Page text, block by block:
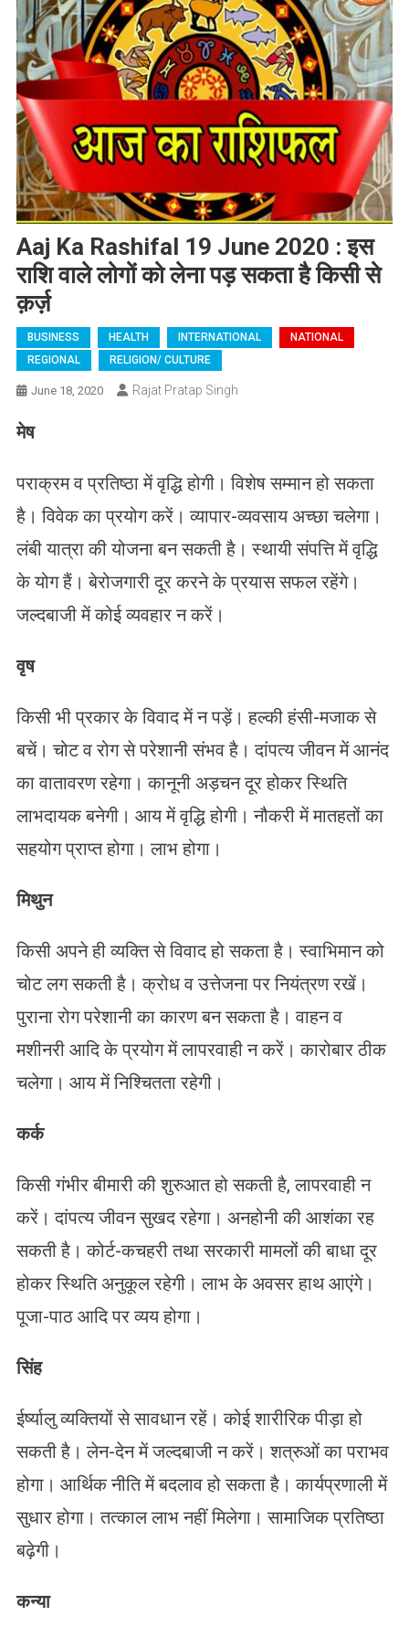
Aaj Ka Rashifal 19 June 2020 : इस
राशि वाले लोगों को लेना पड़ सकता है किसी से
क़र्ज़
BUSINESS HEALTH INTERNATIONAL
NATIONAL
REGIONAL
RELIGION/ CULTURE
June 18, 2020 Rajat Pratap Singh
मेष
पराक्रम व प्रतिष्ठा में वृद्धि होगी। विशेष सम्मान हो सकता
है। विवेक का प्रयोग करें। व्यापार-व्यवसाय अच्छा चलेगा।
लंबी यात्रा की योजना बन सकती है। स्थायी संपत्ति में वृद्धि
के योग हैं। बेरोजगारी दूर करने के प्रयास सफल रहेंगे।
जल्दबाजी में कोई व्यवहार न करें।
वृष
किसी भी प्रकार के विवाद में न पड़ें। हल्की हंसी-मजाक से
बचें। चोट व रोग से परेशानी संभव है। दांपत्य जीवन में आनंद
का वातावरण रहेगा। कानूनी अड़चन दूर होकर स्थिति
लाभदायक बनेगी। आय में वृद्धि होगी। नौकरी में मातहतों का
सहयोग प्राप्त होगा। लाभ होगा।
मिथुन
किसी अपने ही व्यक्ति से विवाद हो सकता है। स्वाभिमान को
चोट लग सकती है। क्रोध व उत्तेजना पर नियंत्रण रखें।
पुराना रोग परेशानी का कारण बन सकता है। वाहन व
मशीनरी आदि के प्रयोग में लापरवाही न करें। कारोबार ठीक
चलेगा। आय में निश्चितता रहेगी।
कर्क
किसी गंभीर बीमारी की शुरुआत हो सकती है, लापरवाही न
करें। दांपत्य जीवन सुखद रहेगा। अनहोनी की आशंका रह
सकती है। कोर्ट-कचहरी तथा सरकारी मामलों की बाधा दूर
होकर स्थिति अनुकूल रहेगी। लाभ के अवसर हाथ आएंगे।
पूजा-पाठ आदि पर व्यय होगा।
सिंह
ईर्ष्यालु व्यक्तियों से सावधान रहें। कोई शारीरिक पीड़ा हो
सकती है। लेन-देन में जल्दबाजी न करें। शत्रुओं का पराभव
होगा। आर्थिक नीति में बदलाव हो सकता है। कार्यप्रणाली में
सुधार होगा। तत्काल लाभ नहीं मिलेगा। सामाजिक प्रतिष्ठा
बढ़ेगी।
कन्या